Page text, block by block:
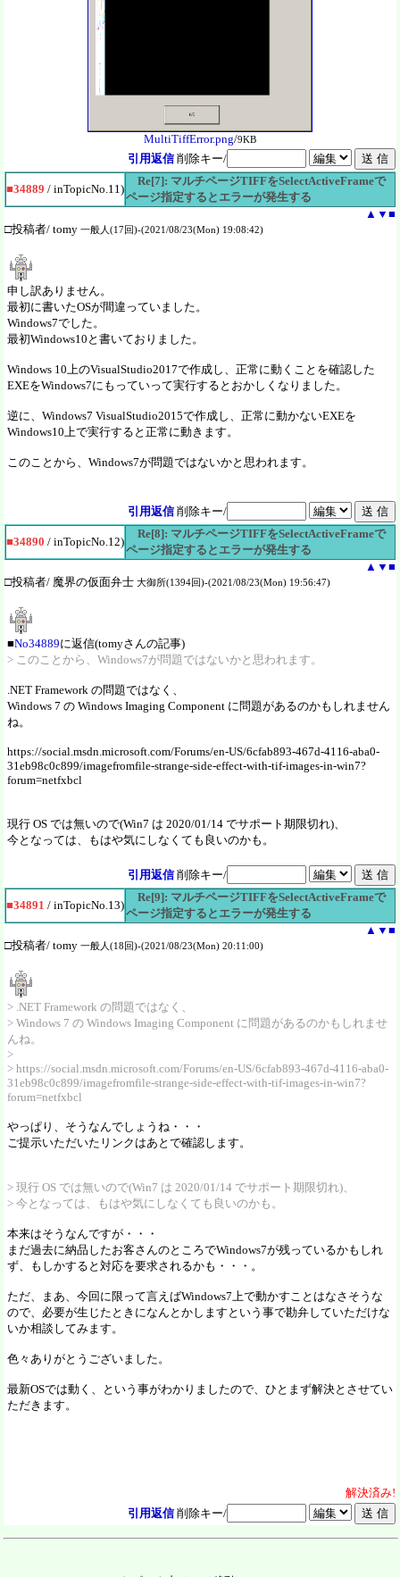
MultiTiffError.png/9KB
引用返信 削除キー/
■34889 / inTopicNo.11)
Re[7]: マルチページTIFFをSelectActiveFrameで
ページ指定するとエラーが発生する
▲ ▼ ■
□投稿者/ tomy 一般人(17回)-(2021/08/23(Mon) 19:08:42)
申し訳ありません。
最初に書いたOSが間違っていました。
Windows7でした。
最初Windows10と書いておりました。
Windows 10上のVisualStudio2017で作成し、正常に動くことを確認した
EXEをWindows7にもっていって実行するとおかしくなりました。
逆に、Windows7 VisualStudio2015で作成し、正常に動かないEXEを
Windows10上で実行すると正常に動きます。
このことから、Windows7が問題ではないかと思われます。
引用返信 削除キー/
■34890 / inTopicNo.12)
Re[8]: マルチページTIFFをSelectActiveFrameで
ページ指定するとエラーが発生する
▲ ▼ ■
□投稿者/ 魔界の仮面弁士 大御所(1394回)-(2021/08/23(Mon) 19:56:47)
■No34889に返信(tomyさんの記事)
> このことから、Windows7が問題ではないかと思われます。
.NET Framework の問題ではなく、
Windows 7 の Windows Imaging Component に問題があるのかもしれません
ね。
https://social.msdn.microsoft.com/Forums/en-US/6cfab893-467d-4116-aba0-
31eb98c0c899/imagefromfile-strange-side-effect-with-tif-images-in-win7?
forum=netfxbcl
現行 OS では無いので(Win7 は 2020/01/14 でサポート期限切れ)、
今となっては、もはや気にしなくても良いのかも。
引用返信 削除キー/
■34891 / inTopicNo.13)
Re[9]: マルチページTIFFをSelectActiveFrameで
ページ指定するとエラーが発生する
▲ ▼ ■
□投稿者/ tomy 一般人(18回)-(2021/08/23(Mon) 20:11:00)
> .NET Framework の問題ではなく、
> Windows 7 の Windows Imaging Component に問題があるのかもしれませ
んね。
>
> https://social.msdn.microsoft.com/Forums/en-US/6cfab893-467d-4116-aba0-
31eb98c0c899/imagefromfile-strange-side-effect-with-tif-images-in-win7?
forum=netfxbcl
やっぱり、そうなんでしょうね・・・
ご提示いただいたリンクはあとで確認します。
> 現行 OS では無いので(Win7 は 2020/01/14 でサポート期限切れ)、
> 今となっては、もはや気にしなくても良いのかも。
本来はそうなんですが・・・
まだ過去に納品したお客さんのところでWindows7が残っているかもしれ
ず、もしかすると対応を要求されるかも・・・。
ただ、まあ、今回に限って言えばWindows7上で動かすことはなさそうな
ので、必要が生じたときになんとかしますという事で勘弁していただけな
いか相談してみます。
色々ありがとうございました。
最新OSでは動く、という事がわかりましたので、ひとまず解決とさせてい
ただきます。
解決済み!
引用返信 削除キー/